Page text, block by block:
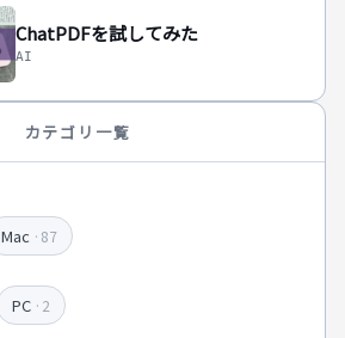
ChatPDFを試してみた
AI
カテゴリ一覧
Mac ·87
PC ·2